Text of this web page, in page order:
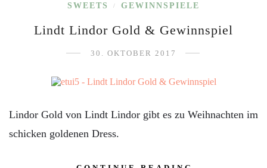
SWEETS / GEWINNSPIELE
Lindt Lindor Gold & Gewinnspiel
30. OKTOBER 2017
Lindor Gold von Lindt Lindor gibt es zu Weihnachten im
schicken goldenen Dress.